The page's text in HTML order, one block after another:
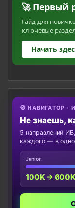
🚀 Первый
Гайд для
ключевые
Начать
🧭 НАВИГАТОР ·
Не знаешь,
5 направлений
каждого — в
Junior
100K →